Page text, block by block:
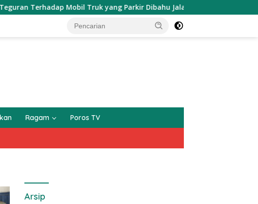
Terhadap Mobil Truk yang Parkir Dibahu Jalan di Tol CSI Tanggerang
Ragam Poros TV
Arsip